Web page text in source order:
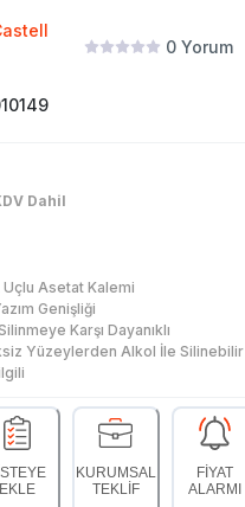
0 Yorum
Dahil
Asetat Kalemi
Genişliği
Karşı Dayanıklı
Yüzeylerden Alkol İle Silinebilir
EKLE
KURUMSAL
TEKLİF
FİYAT
ALARMI